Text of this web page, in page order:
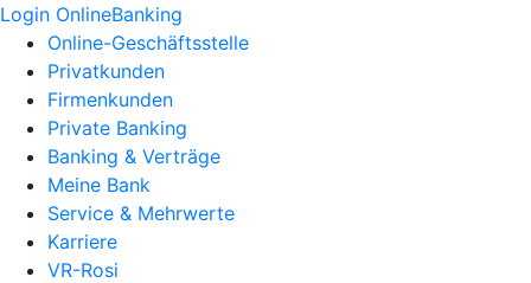
Login OnlineBanking
Online-Geschäftsstelle
Privatkunden
Firmenkunden
Private Banking
Banking & Verträge
Meine Bank
Service & Mehrwerte
Karriere
VR-Rosi